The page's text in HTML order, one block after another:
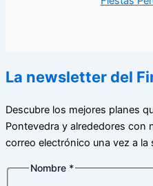
La newsletter del
Descubre los mejores planes
Pontevedra y alrededores con
correo electrónico una vez a la
privacidad
Nombre *